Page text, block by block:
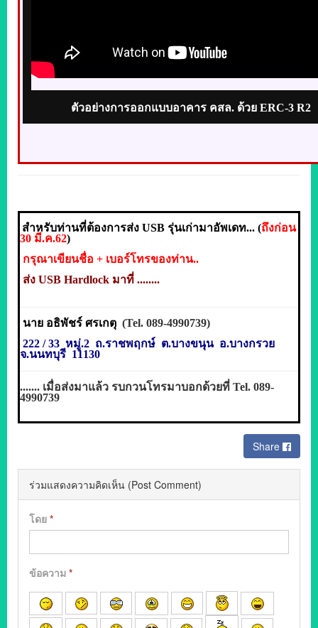
ตัวอย่างการออกแบบอาคาร คสล. ด้วย ERC-3 R2
สำหรับท่านที่ต้องการส่ง USB รุ่นเก่ามาอัพเดท... (ถึงก่อน
30 มี.ค.62)
กรุณาเขียนชื่อ + เบอร์โทรของท่าน..
ส่ง USB Hardlock มาที่ ........
นาย อธิพัชร์ ศรเกตุ (Tel. 089-4990739)
222 / 33 หมู่.2 ถ.ราชพฤกษ์ ต.บางขนุน อ.บางกรวย
จ.นนทบุรี 11130
....... เมื่อส่งมาแล้ว รบกวนโทรมาบอกด้วยที่ Tel. 089-
4990739
Share
ร่วมแสดงความคิดเห็น (Post Comment)
โดย *
ข้อความ *